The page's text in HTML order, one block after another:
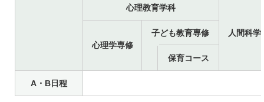
心理教育学科
人間科学
心理学専修
子ども教育専修
保育コース
A・B日程